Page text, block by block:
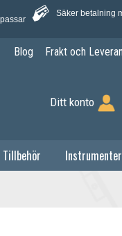
Säker betalning
Blog Frakt och
Ditt konto
Tillbehör Instrumenter